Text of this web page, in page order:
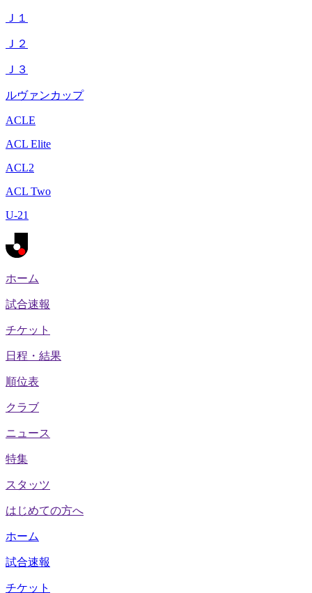
Ｊ１
Ｊ２
Ｊ３
ルヴァンカップ
ACLE
ACL Elite
ACL2
ACL Two
U-21
ホーム
試合速報
チケット
日程・結果
順位表
クラブ
ニュース
特集
スタッツ
はじめての方へ
ホーム
試合速報
チケット